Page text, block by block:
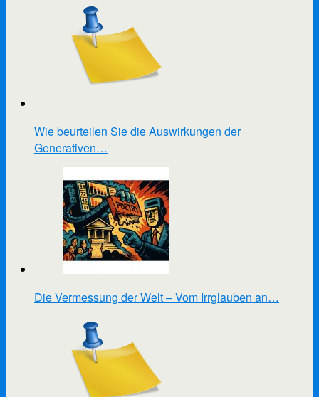
Wie beurteilen Sie die Auswirkungen der
Generativen…
Die Vermessung der Welt – Vom Irrglauben an…